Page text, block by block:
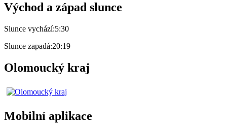
Východ a západ slunce
Slunce vychází:5:30
Slunce zapadá:20:19
Olomoucký kraj
Mobilní aplikace